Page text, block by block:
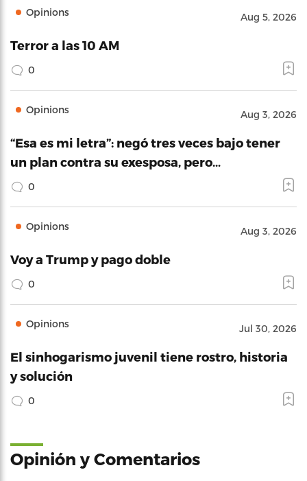
Opinions Aug 5, 2026
Terror a las 10 AM
0
Opinions Aug 3, 2026
“Esa es mi letra”: negó tres veces bajo tener
un plan contra su exesposa, pero…
0
Opinions Aug 3, 2026
Voy a Trump y pago doble
0
Opinions Jul 30, 2026
El sinhogarismo juvenil tiene rostro, historia
y solución
0
Opinión y Comentarios